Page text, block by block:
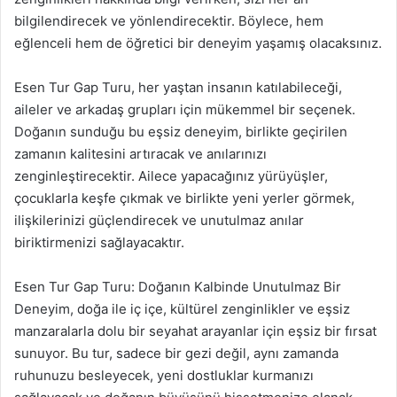
bilgilendirecek ve yönlendirecektir. Böylece, hem
eğlenceli hem de öğretici bir deneyim yaşamış olacaksınız.
Esen Tur Gap Turu, her yaştan insanın katılabileceği,
aileler ve arkadaş grupları için mükemmel bir seçenek.
Doğanın sunduğu bu eşsiz deneyim, birlikte geçirilen
zamanın kalitesini artıracak ve anılarınızı
zenginleştirecektir. Ailece yapacağınız yürüyüşler,
çocuklarla keşfe çıkmak ve birlikte yeni yerler görmek,
ilişkilerinizi güçlendirecek ve unutulmaz anılar
biriktirmenizi sağlayacaktır.
Esen Tur Gap Turu: Doğanın Kalbinde Unutulmaz Bir
Deneyim, doğa ile iç içe, kültürel zenginlikler ve eşsiz
manzaralarla dolu bir seyahat arayanlar için eşsiz bir fırsat
sunuyor. Bu tur, sadece bir gezi değil, aynı zamanda
ruhunuzu besleyecek, yeni dostluklar kurmanızı